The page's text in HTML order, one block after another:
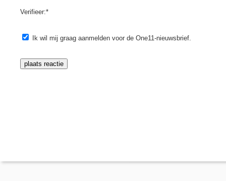
Verifieer:*
Ik wil mij graag aanmelden voor de One11-nieuwsbrief.